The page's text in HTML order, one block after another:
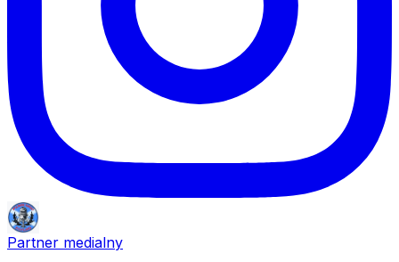
Partner medialny